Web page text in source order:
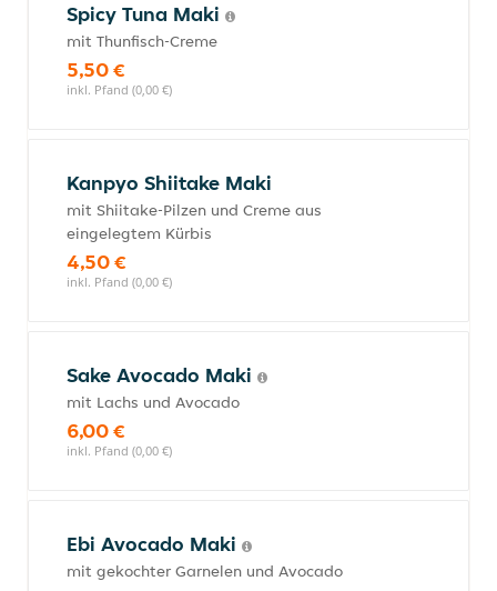
Spicy Tuna Maki
mit Thunfisch-Creme
5,50 €
inkl. Pfand (0,00 €)
Kanpyo Shiitake Maki
mit Shiitake-Pilzen und Creme aus
eingelegtem Kürbis
4,50 €
inkl. Pfand (0,00 €)
Sake Avocado Maki
mit Lachs und Avocado
6,00 €
inkl. Pfand (0,00 €)
Ebi Avocado Maki
mit gekochter Garnelen und Avocado